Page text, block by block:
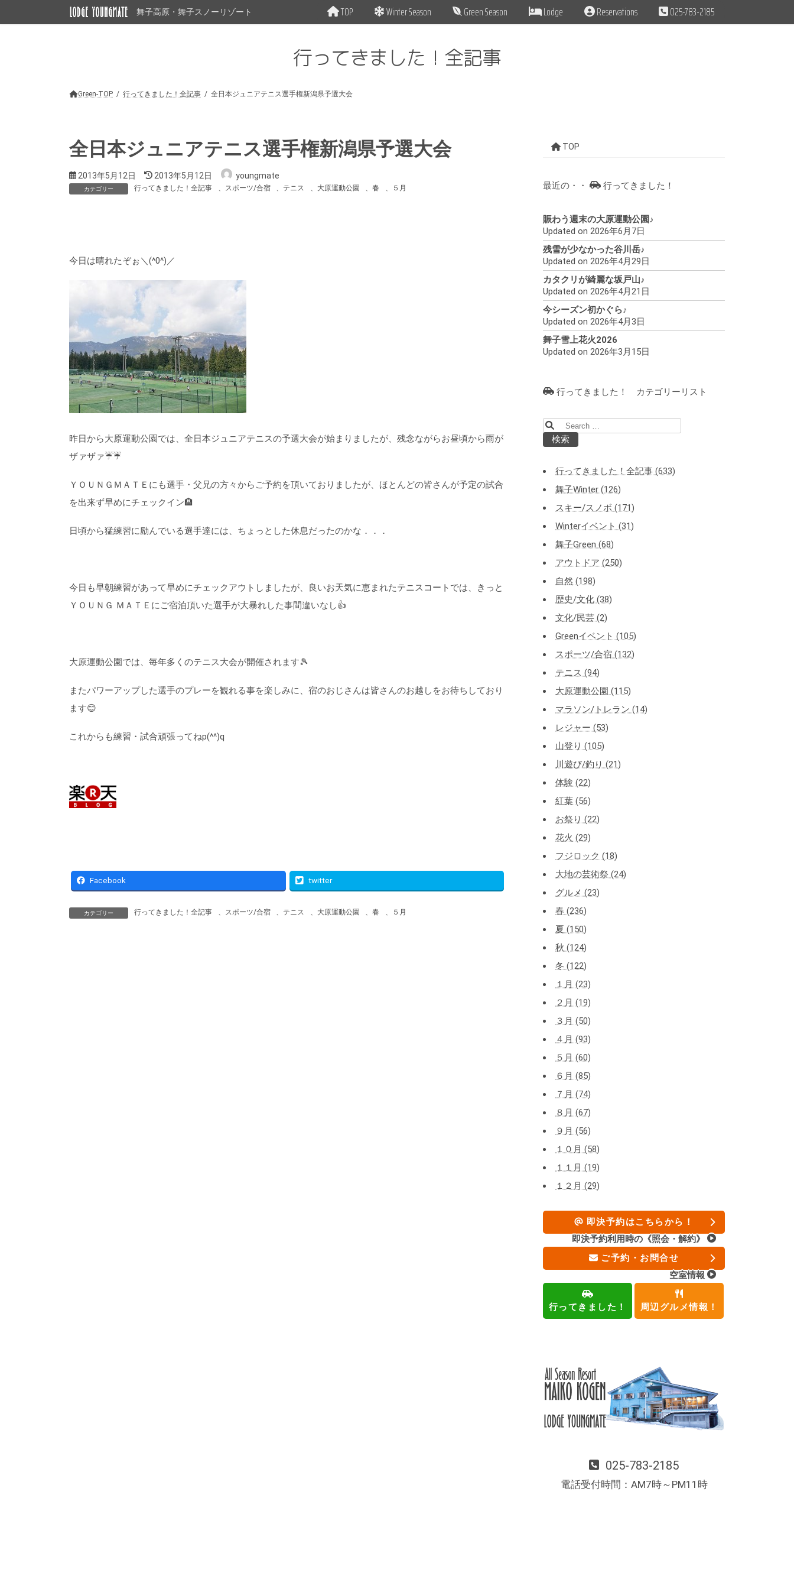
テ
ゲ
舞子高原・舞子スノーリゾート TOP Winter Season Green Season Lodge Reservations 025-783-2185
行ってきました！全記事
Green-TOP 行ってきました！全記事 全日本ジュニアテニス選手権新潟県予選大会
全日本ジュニアテニス選手権新潟県予選大会
2013年5月12日
最
終
更
2013年5月12日 youngmate
カテゴリー 行ってきました！全記事 スポーツ/合宿 テニス 大原運動公園 、春 ５月
今日は晴れたぞぉ＼(^0^)／
昨日から大原運動公園では、全日本ジュニアテニスの予選大会が始まりましたが、残念ながらお昼頃から雨が
ザァザァ☔☔
ＹＯＵＮＧＭＡＴＥにも選手・父兄の方々からご予約を頂いておりましたが、ほとんどの皆さんが予定の試合
を出来ず早めにチェックイン🏨
日頃から猛練習に励んでいる選手達には、ちょっとした休息だったのかな．．．
今日も早朝練習があって早めにチェックアウトしましたが、良いお天気に恵まれたテニスコートでは、きっと
ＹＯＵＮＧ ＭＡＴＥにご宿泊頂いた選手が大暴れした事間違いなし👍
大原運動公園では、毎年多くのテニス大会が開催されます🎾
またパワーアップした選手のプレーを観れる事を楽しみに、宿のおじさんは皆さんのお越しをお待ちしており
ます😊
これからも練習・試合頑張ってねp(^^)q
Facebook twitter
カテゴリー 行ってきました！全記事 スポーツ/合宿 テニス 大原運動公園 、春 ５月
TOP
最近の・・ 行ってきました！
賑わう週末の大原運動公園♪
Updated on 2026年6月7日
残雪が少なかった谷川岳♪
Updated on 2026年4月29日
カタクリが綺麗な坂戸山♪
Updated on 2026年4月21日
今シーズン初かぐら♪
Updated on 2026年4月3日
舞子雪上花火2026
Updated on 2026年3月15日
行ってきました！ カテゴリーリスト
索:
行ってきました！全記事 (633)
舞子Winter (126)
スキー/スノボ (171)
Winterイベント (31)
舞子Green (68)
アウトドア (250)
自然 (198)
歴史/文化 (38)
文化/民芸 (2)
Greenイベント (105)
スポーツ/合宿 (132)
テニス (94)
大原運動公園 (115)
マラソン/トレラン (14)
レジャー (53)
山登り (105)
川遊び/釣り (21)
体験 (22)
紅葉 (56)
お祭り (22)
花火 (29)
フジロック (18)
大地の芸術祭 (24)
グルメ (23)
春 (236)
夏 (150)
秋 (124)
冬 (122)
１月 (23)
２月 (19)
３月 (50)
４月 (93)
５月 (60)
６月 (85)
７月 (74)
８月 (67)
９月 (56)
１０月 (58)
１１月 (19)
１２月 (29)
即決予約はこちらから！
即決予約利用時の《照会・解約》
ご予約・お問合せ
空室情報
行ってきました！ 周辺グルメ情報！
025-783-2185
電話受付時間：AM7時～PM11時